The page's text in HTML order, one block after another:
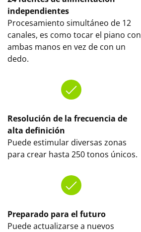
independientes
Procesamiento simultáneo de 12
canales, es como tocar el piano con
ambas manos en vez de con un
dedo.
Resolución de la frecuencia de
alta definición
Puede estimular diversas zonas
para crear hasta 250 tonos únicos.
Preparado para el futuro
Puede actualizarse a nuevos